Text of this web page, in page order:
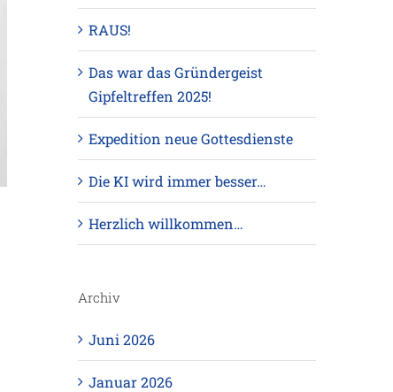
RAUS!
Das war das Gründergeist
Gipfeltreffen 2025!
Expedition neue Gottesdienste
Die KI wird immer besser…
Herzlich willkommen…
Archiv
Juni 2026
Januar 2026